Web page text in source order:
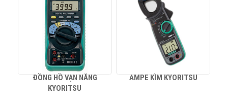
ĐỒNG HỒ VẠN NĂNG
KYORITSU
AMPE KÌM KYORITSU